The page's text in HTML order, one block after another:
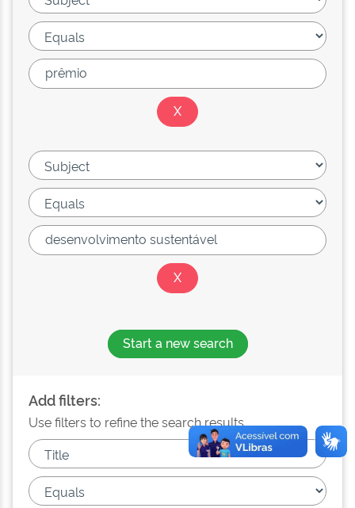
Start a new search
Add filters:
Use filters to refine the search results.